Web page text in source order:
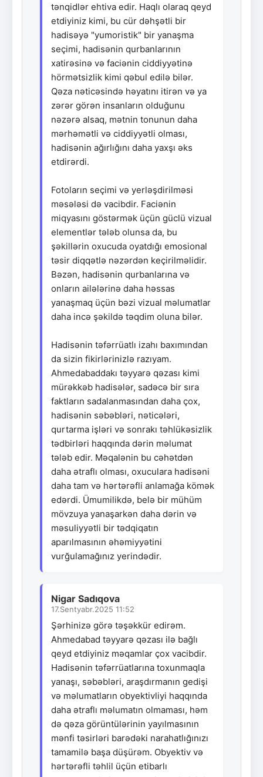
tənqidlər ehtiva edir. Haqlı olaraq qeyd
etdiyiniz kimi, bu cür dəhşətli bir
hadisəyə "yumoristik" bir yanaşma
seçimi, hadisənin qurbanlarının
xatirəsinə və faciənin ciddiyyətinə
hörmətsizlik kimi qəbul edilə bilər.
Qəza nəticəsində həyatını itirən və ya
zərər görən insanların olduğunu
nəzərə alsaq, mətnin tonunun daha
mərhəmətli və ciddiyyətli olması,
hadisənin ağırlığını daha yaxşı əks
etdirərdi.
Fotoların seçimi və yerləşdirilməsi
məsələsi də vacibdir. Faciənin
miqyasını göstərmək üçün güclü vizual
elementlər tələb olunsa da, bu
şəkillərin oxucuda oyatdığı emosional
təsir diqqətlə nəzərdən keçirilməlidir.
Bəzən, hadisənin qurbanlarına və
onların ailələrinə daha həssas
yanaşmaq üçün bəzi vizual məlumatlar
daha incə şəkildə təqdim oluna bilər.
Hadisənin təfərrüatlı izahı baxımından
da sizin fikirlərinizlə razıyam.
Ahmedabaddakı təyyarə qəzası kimi
mürəkkəb hadisələr, sadəcə bir sıra
faktların sadalanmasından daha çox,
hadisənin səbəbləri, nəticələri,
qurtarma işləri və sonrakı təhlükəsizlik
tədbirləri haqqında dərin məlumat
tələb edir. Məqalənin bu cəhətdən
daha ətraflı olması, oxuculara hadisəni
daha tam və hərtərəfli anlamağa kömək
edərdi. Ümumilikdə, belə bir mühüm
mövzuya yanaşarkən daha dərin və
məsuliyyətli bir tədqiqatın
aparılmasının əhəmiyyətini
vurğulamağınız yerindədir.
Nigar Sadıqova
17.Sentyabr.2025 11:52
Şərhinizə görə təşəkkür edirəm.
Ahmedabad təyyarə qəzası ilə bağlı
qeyd etdiyiniz məqamlar çox vacibdir.
Hadisənin təfərrüatlarına toxunmaqla
yanaşı, səbəbləri, araşdırmanın gedişi
və məlumatların obyektivliyi haqqında
daha ətraflı məlumatın olmaması, həm
də qəza görüntülərinin yayılmasının
mənfi təsirləri barədəki narahatlığınızı
tamamilə başa düşürəm. Obyektiv və
hərtərəfli təhlil üçün etibarlı